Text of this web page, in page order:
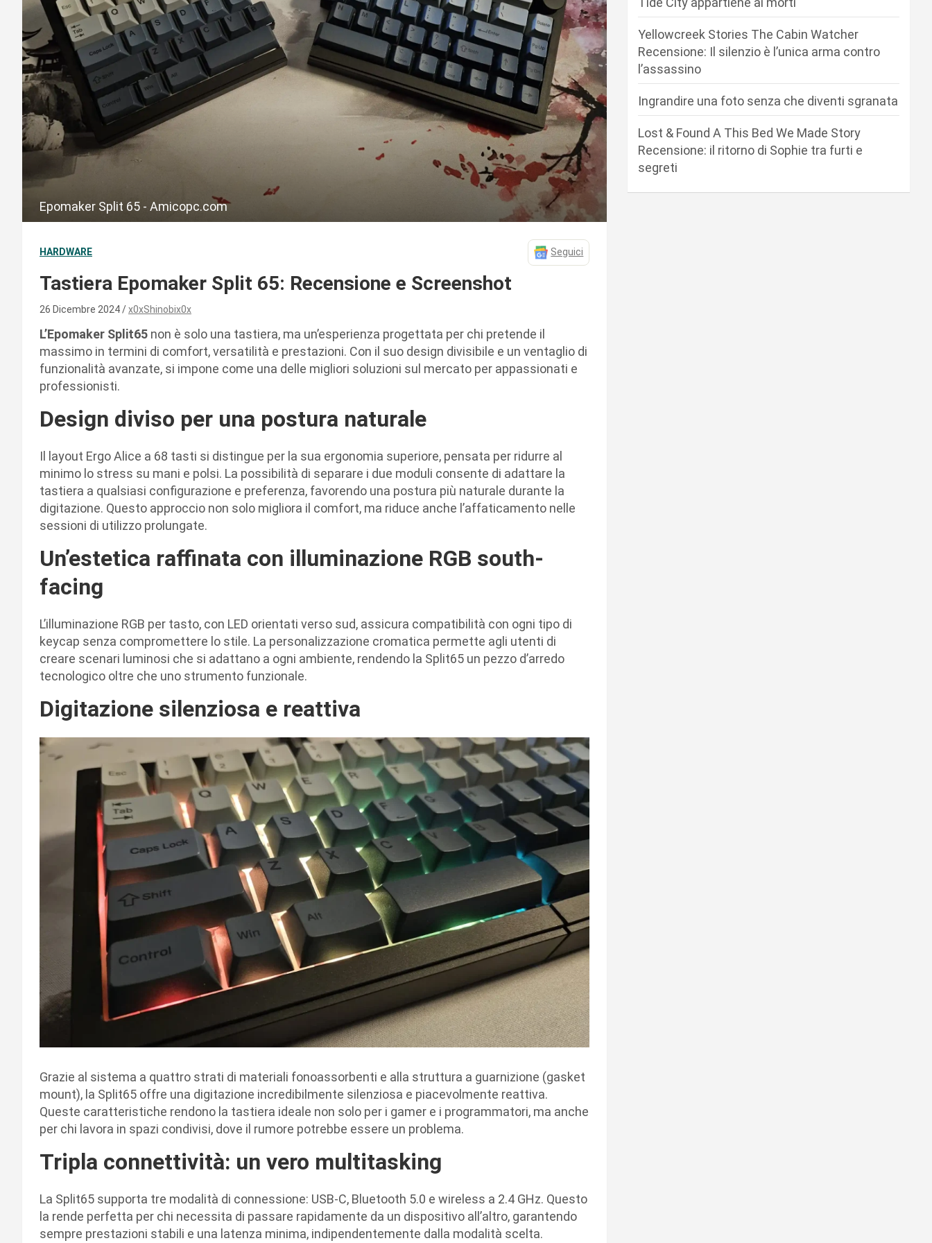
Epomaker Split 65 - Amicopc.com
HARDWARE Seguici
Tastiera Epomaker Split 65: Recensione e Screenshot
26 Dicembre 2024 x0xShinobix0x
L’Epomaker Split65 non è solo una tastiera, ma un’esperienza progettata per chi pretende il
massimo in termini di comfort, versatilità e prestazioni. Con il suo design divisibile e un ventaglio di
funzionalità avanzate, si impone come una delle migliori soluzioni sul mercato per appassionati e
professionisti.
Design diviso per una postura naturale
Il layout Ergo Alice a 68 tasti si distingue per la sua ergonomia superiore, pensata per ridurre al
minimo lo stress su mani e polsi. La possibilità di separare i due moduli consente di adattare la
tastiera a qualsiasi configurazione e preferenza, favorendo una postura più naturale durante la
digitazione. Questo approccio non solo migliora il comfort, ma riduce anche l’affaticamento nelle
sessioni di utilizzo prolungate.
Un’estetica raffinata con illuminazione RGB south-
facing
L’illuminazione RGB per tasto, con LED orientati verso sud, assicura compatibilità con ogni tipo di
keycap senza compromettere lo stile. La personalizzazione cromatica permette agli utenti di
creare scenari luminosi che si adattano a ogni ambiente, rendendo la Split65 un pezzo d’arredo
tecnologico oltre che uno strumento funzionale.
Digitazione silenziosa e reattiva
Grazie al sistema a quattro strati di materiali fonoassorbenti e alla struttura a guarnizione (gasket
mount), la Split65 offre una digitazione incredibilmente silenziosa e piacevolmente reattiva.
Queste caratteristiche rendono la tastiera ideale non solo per i gamer e i programmatori, ma anche
per chi lavora in spazi condivisi, dove il rumore potrebbe essere un problema.
Tripla connettività: un vero multitasking
La Split65 supporta tre modalità di connessione: USB-C, Bluetooth 5.0 e wireless a 2.4 GHz. Questo
la rende perfetta per chi necessita di passare rapidamente da un dispositivo all’altro, garantendo
sempre prestazioni stabili e una latenza minima, indipendentemente dalla modalità scelta.
Yellowcreek Stories The Cabin Watcher
Recensione: Il silenzio è l’unica arma contro
l’assassino
Ingrandire una foto senza che diventi sgranata
Lost & Found A This Bed We Made Story
Recensione: il ritorno di Sophie tra furti e
segreti